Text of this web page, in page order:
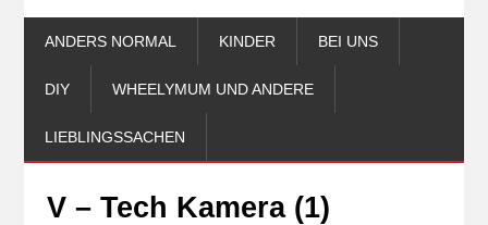
ANDERS NORMAL KINDER BEI UNS
DIY WHEELYMUM UND ANDERE
LIEBLINGSSACHEN
V – Tech Kamera (1)